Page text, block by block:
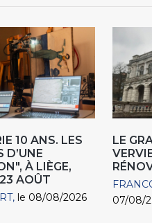
10 ANS. LES
D’UNE
À LIÈGE,
AOÛT
le 08/08/2026
LE
07/08/